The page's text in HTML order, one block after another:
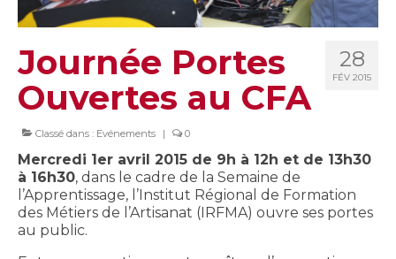
28
FÉV 2015
Journée Portes
Ouvertes au CFA
Classé dans : Evénements | 0
Mercredi 1er avril 2015 de 9h à 12h et de 13h30
à 16h30, dans le cadre de la Semaine de
l’Apprentissage, l’Institut Régional de Formation
des Métiers de l’Artisanat (IRFMA) ouvre ses portes
au public.